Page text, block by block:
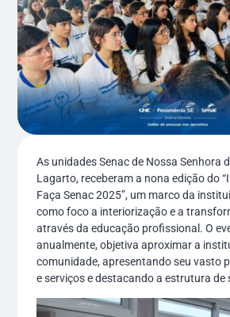
As unidades Senac de Nossa Senhora
Lagarto, receberam a nona edição do
Faça Senac 2025”, um marco da
como foco a interiorização e a
através da educação profissional. O
anualmente, objetiva aproximar a
comunidade, apresentando seu vasto
e serviços e destacando a estrutura de